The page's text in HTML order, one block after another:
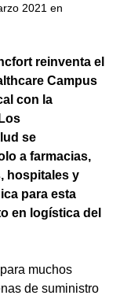
2021 en
reinventa el
Campus
con la
se
a farmacias,
hospitales y
para esta
en logística del
muchos
de suministro